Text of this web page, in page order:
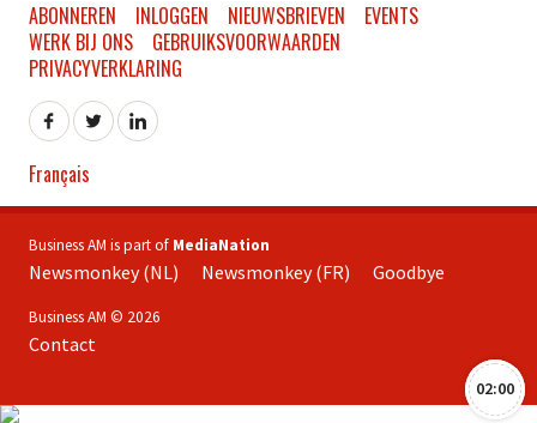
02:00
ABONNEREN INLOGGEN NIEUWSBRIEVEN
EVENTS
WERK BIJ ONS
GEBRUIKSVOORWAARDEN
PRIVACYVERKLARING
Français
Business AM is part of MediaNation
Newsmonkey (NL) Newsmonkey (FR) Goodbye
Business AM © 2026
Contact